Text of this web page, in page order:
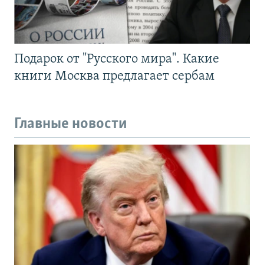
Подарок от "Русского мира". Какие
книги Москва предлагает сербам
Главные новости